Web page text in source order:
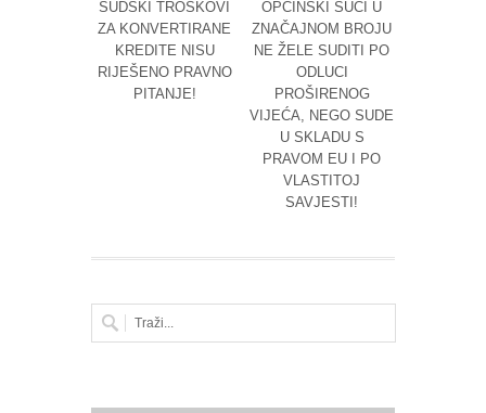
SUDSKI TROŠKOVI
ZA KONVERTIRANE
KREDITE NISU
RIJEŠENO PRAVNO
PITANJE!
OPĆINSKI SUCI U
ZNAČAJNOM BROJU
NE ŽELE SUDITI PO
ODLUCI
PROŠIRENOG
VIJEĆA, NEGO SUDE
U SKLADU S
PRAVOM EU I PO
VLASTITOJ
SAVJESTI!